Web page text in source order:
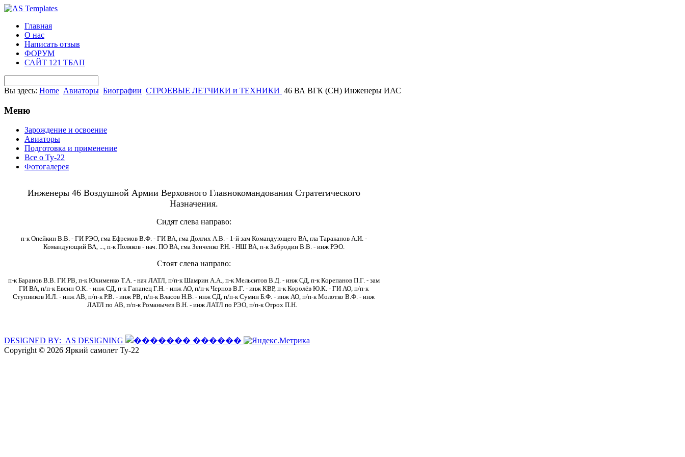
Главная
О нас
Написать отзыв
ФОРУМ
САЙТ 121 ТБАП
Вы здесь: Home Авиаторы Биографии СТРОЕВЫЕ ЛЕТЧИКИ и ТЕХНИКИ 46 ВА ВГК (СН) Инженеры ИАС
Меню
Зарождение и освоение
Авиаторы
Подготовка и применение
Все о Ту-22
Фотогалерея
Инженеры 46 Воздушной Армии Верховного Главнокомандования Стратегического
Назначения.
Сидят слева направо:
п-к Опейкин В.В. - ГИ РЭО, гма Ефремов В.Ф. - ГИ ВА, гма Долгих А.В. - 1-й зам Командующего ВА, гла Тараканов А.И. -
Командующий ВА, ..., п-к Поляков - нач. ПО ВА, гма Зенченко Р.Н. - НШ ВА, п-к Забродин В.В. - инж РЭО.
Стоят слева направо:
п-к Баранов В.В. ГИ РВ, п-к Юхименко Т.А. - нач ЛАТЛ, п/п-к Шамрин А.А., п-к Мельситов В.Д. - инж СД, п-к Корепанов П.Г. - зам
ГИ ВА, п/п-к Евсин О.К. - инж СД, п-к Гапанец Г.Н. - инж АО, п/п-к Чернов В.Г. - инж КВР, п-к Королёв Ю.К. - ГИ АО, п/п-к
Ступников И.Л. - инж АВ, п/п-к Р.В. - инж РВ, п/п-к Власов Н.В. - инж СД, п/п-к Сумин Б.Ф. - инж АО, п/п-к Молотко В.Ф. - инж
ЛАТЛ по АВ, п/п-к Романычев В.Н. - инж ЛАТЛ по РЭО, п/п-к Отрох П.Н.
DESIGNED BY: AS DESIGNING
Copyright © 2026 Яркий самолет Ту-22